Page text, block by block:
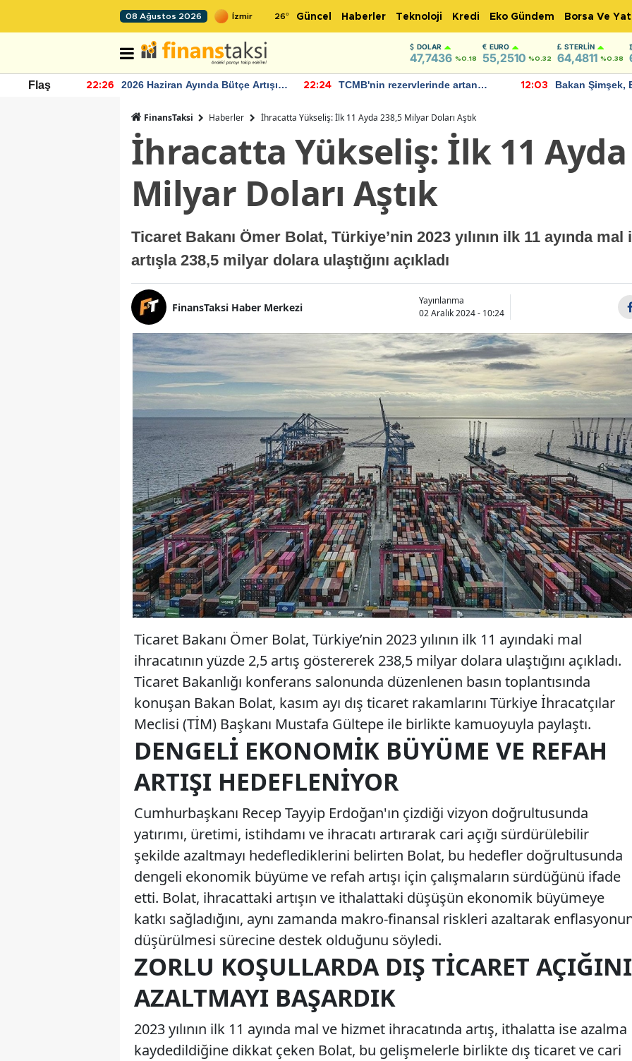
08 Ağustos 2026 26° Güncel Haberler Teknoloji Kredi Eko Gündem Borsa Ve
DOLAR
47,7436 %0.18
EURO
55,2510 %0.32
STERLIN
64,4811 %0.38
Flaş 22:26
2026 Haziran Ayında Bütçe Artışı
22:24
TCMB'nin rezervlerinde artan
12:03
Bakan Şimşek,
FinansTaksi Haberler İhracatta Yükseliş: İlk 11 Ayda 238,5 Milyar Doları Aştık
İhracatta Yükseliş: İlk 11 Ayda
Milyar Doları Aştık
Ticaret Bakanı Ömer Bolat, Türkiye’nin 2023 yılının ilk 11 ayında mal
artışla 238,5 milyar dolara ulaştığını açıkladı
FinansTaksi Haber Merkezi
Yayınlanma
02 Aralık 2024 - 10:24
Ticaret Bakanı Ömer Bolat, Türkiye’nin 2023 yılının ilk 11 ayındaki mal
ihracatının yüzde 2,5 artış göstererek 238,5 milyar dolara ulaştığını açıkladı.
Ticaret Bakanlığı konferans salonunda düzenlenen basın toplantısında
konuşan Bakan Bolat, kasım ayı dış ticaret rakamlarını Türkiye İhracatçılar
Meclisi (TİM) Başkanı Mustafa Gültepe ile birlikte kamuoyuyla paylaştı.
DENGELI EKONOMIK BÜYÜME VE REFAH
ARTIŞI HEDEFLENIYOR
Cumhurbaşkanı Recep Tayyip Erdoğan'ın çizdiği vizyon doğrultusunda
yatırımı, üretimi, istihdamı ve ihracatı artırarak cari açığı sürdürülebilir
şekilde azaltmayı hedeflediklerini belirten Bolat, bu hedefler doğrultusunda
dengeli ekonomik büyüme ve refah artışı için çalışmaların sürdüğünü ifade
etti. Bolat, ihracattaki artışın ve ithalattaki düşüşün ekonomik büyümeye
katkı sağladığını, aynı zamanda makro-finansal riskleri azaltarak
düşürülmesi sürecine destek olduğunu söyledi.
ZORLU KOŞULLARDA DIŞ TICARET AÇIĞINI
AZALTMAYI BAŞARDIK
2023 yılının ilk 11 ayında mal ve hizmet ihracatında artış, ithalatta ise azalma
kaydedildiğine dikkat çeken Bolat, bu gelişmelerle birlikte dış ticaret ve cari